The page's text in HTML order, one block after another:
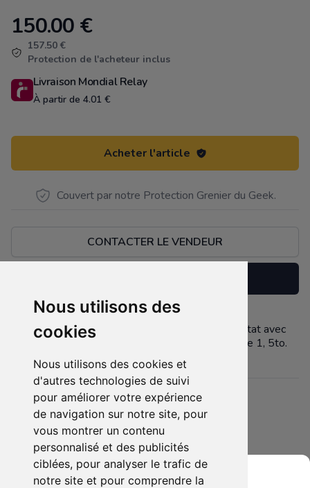
Nous utilisons des
cookies
Nous utilisons des cookies et
d'autres technologies de suivi
pour améliorer votre expérience
de navigation sur notre site, pour
vous montrer un contenu
personnalisé et des publicités
ciblées, pour analyser le trafic de
notre site et pour comprendre la
Product information
150.00 €
157.50 €
Protection de l'acheteur inclus
Livraison Mondial Relay
À partir de 4.01 €
Acheter l'article
Couvert par notre Protection Grenier du Geek.
CONTACTER LE VENDEUR
Description
vends console Nintendo Switch lite en très bon état avec
son alimentation et une carte mémoire micro sd de 1, 5to.
Détails
Etat : 5 sur 5 étoiles
- Neuf
Membres intéressés : 1 x
Mis en ligne le :
22/05/2025
Tags : -